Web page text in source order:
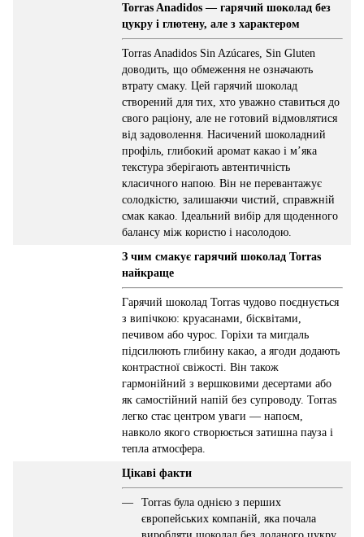
Torras Anadidos — гарячий шоколад без
цукру і глютену, але з характером
Torras Anadidos Sin Azúcares, Sin Gluten
доводить, що обмеження не означають
втрату смаку. Цей гарячий шоколад
створений для тих, хто уважно ставиться до
свого раціону, але не готовий відмовлятися
від задоволення. Насичений шоколадний
профіль, глибокий аромат какао і м’яка
текстура зберігають автентичність
класичного напою. Він не перевантажує
солодкістю, залишаючи чистий, справжній
смак какао. Ідеальний вибір для щоденного
балансу між користю і насолодою.
З чим смакує гарячий шоколад Torras
найкраще
Гарячий шоколад Torras чудово поєднується
з випічкою: круасанами, бісквітами,
печивом або чурос. Горіхи та мигдаль
підсилюють глибину какао, а ягоди додають
контрастної свіжості. Він також
гармонійний з вершковими десертами або
як самостійний напій без супроводу. Torras
легко стає центром уваги — напоєм,
навколо якого створюється затишна пауза і
тепла атмосфера.
Цікаві факти
Torras була однією з перших
європейських компаній, яка почала